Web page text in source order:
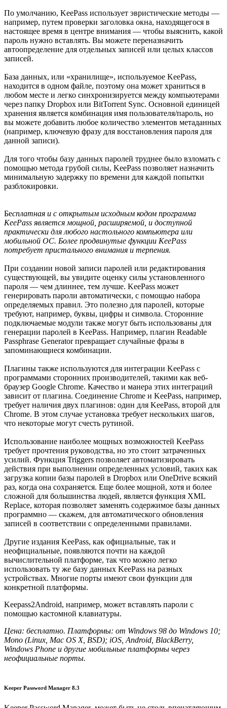
По умолчанию, KeePass использует эвристические методы —
например, путем проверки заголовка окна, находящегося в
настоящее время в центре внимания — чтобы выяснить, какой
пароль нужно вставлять. Вы можете переназначить
автоопределение для отдельных записей или целых классов
записей.
База данных, или «хранилище», используемое KeePass,
находится в одном файле, поэтому она может храниться в
любом месте и легко синхронизируется между компьютерами
через папку Dropbox или BitTorrent Sync. Основной единицей
хранения является комбинация имя пользователя/пароль, но
вы можете добавить любое количество элементов метаданных
(например, ключевую фразу для восстановления пароля для
данной записи).
Для того чтобы базу данных паролей труднее было взломать с
помощью метода грубой силы, KeePass позволяет назначить
минимальную задержку по времени для каждой попытки
разблокировки.
Бесплатная и с открытым исходным кодом программа
KeePass является мощной, расширяемой, и доступной
практически для любого настольного компьютера или
мобильной ОС. Более продвинутые функции KeePass
потребует пристального внимания и терпения.
При создании новой записи паролей или редактирования
существующей, вы увидите оценку силы установленного
пароля — чем длиннее, тем лучше. KeePass может
генерировать пароли автоматически, с помощью набора
определяемых правил. Это полезно для паролей, которые
требуют, например, буквы, цифры и символа. Сторонние
подключаемые модули также могут быть использованы для
генерации паролей в KeePass. Например, плагин Readable
Passphrase Generator превращает случайные фразы в
запоминающиеся комбинации.
Плагины также используются для интеграции KeePass с
программами сторонних производителей, такими как веб-
браузер Google Chrome. Качество и манера этих интеграций
зависит от плагина. Соединение Chrome и KeePass, например,
требует наличия двух плагинов: один для KeePass, второй для
Chrome. В этом случае установка требует нескольких шагов,
что некоторые могут счесть рутиной.
Использование наиболее мощных возможностей KeePass
требует прочтения руководства, но это стоит затраченных
усилий. Функция Triggers позволяет автоматизировать
действия при выполнении определенных условий, таких как
загрузка копии базы паролей в Dropbox или OneDrive всякий
раз, когда она сохраняется. Еще более мощной, хотя и более
сложной для большинства людей, является функция XML
Replace, которая позволяет заменять содержимое базы данных
программно — скажем, для автоматического обновления
записей в соответствии с определенными правилами.
Другие издания KeePass, как официальные, так и
неофициальные, появляются почти на каждой
вычислительной платформе, так что можно легко
использовать ту же базу данных KeePass на разных
устройствах. Многие порты имеют свои функции для
конкретной платформы.
Keepass2Android, например, может вставлять пароли с
помощью кастомной клавиатуры.
Цена: бесплатно. Платформы: от Windows 98 до Windows 10;
Mono (Linux, Mac OS X, BSD); iOS, Android, BlackBerry,
Windows Phone и другие мобильные платформы через
неофициальные порты.
Keeper Password Manager 8.3